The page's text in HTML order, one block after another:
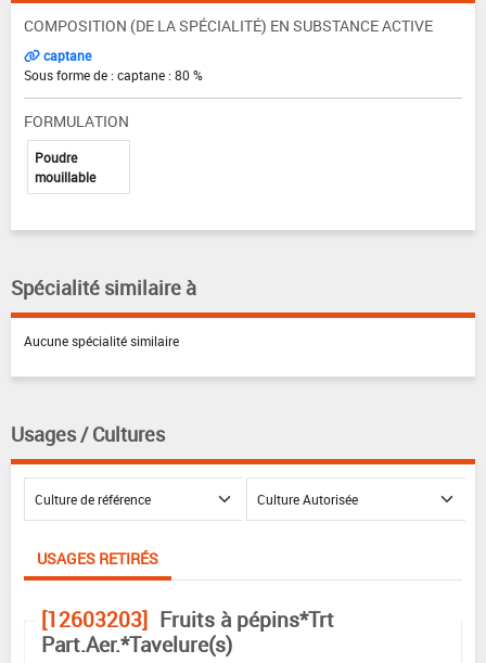
COMPOSITION (DE LA SPÉCIALITÉ) EN SUBSTANCE ACTIVE
captane
Sous forme de : captane : 80 %
FORMULATION
Poudre
mouillable
Spécialité similaire à
Aucune spécialité similaire
Usages / Cultures
USAGES RETIRÉS
[12603203] Fruits à pépins*Trt
Part.Aer.*Tavelure(s)